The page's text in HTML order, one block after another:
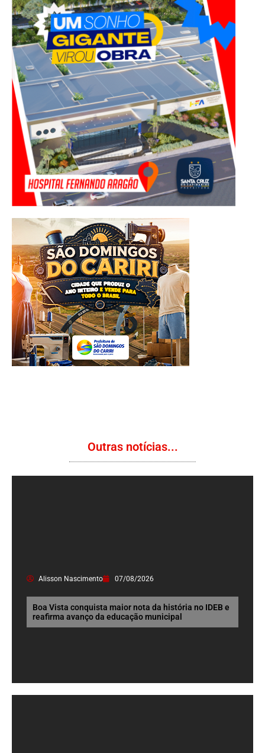
Outras notícias...
Alisson Nascimento 07/08/2026
Boa Vista conquista maior nota da história no IDEB e
reafirma avanço da educação municipal